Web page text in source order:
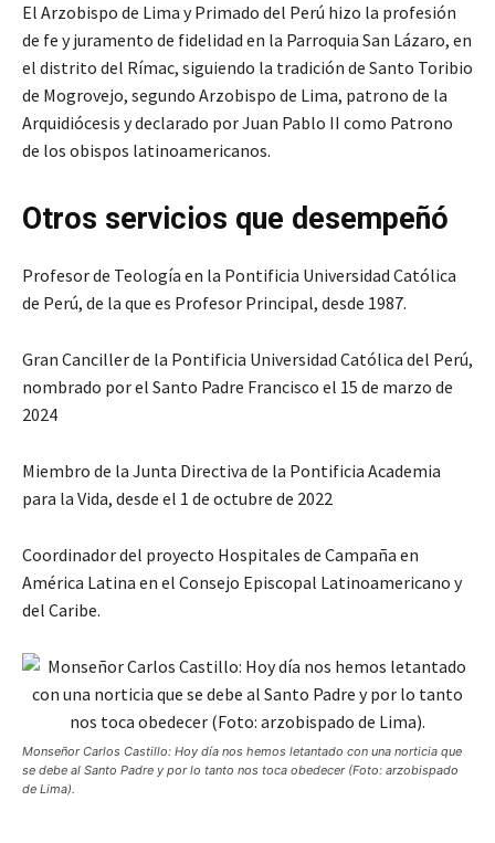
El Arzobispo de Lima y Primado del Perú hizo la profesión
de fe y juramento de fidelidad en la Parroquia San Lázaro, en
el distrito del Rímac, siguiendo la tradición de Santo Toribio
de Mogrovejo, segundo Arzobispo de Lima, patrono de la
Arquidiócesis y declarado por Juan Pablo II como Patrono
de los obispos latinoamericanos.
Otros servicios que desempeñó
Profesor de Teología en la Pontificia Universidad Católica
de Perú, de la que es Profesor Principal, desde 1987.
Gran Canciller de la Pontificia Universidad Católica del Perú,
nombrado por el Santo Padre Francisco el 15 de marzo de
2024
Miembro de la Junta Directiva de la Pontificia Academia
para la Vida, desde el 1 de octubre de 2022
Coordinador del proyecto Hospitales de Campaña en
América Latina en el Consejo Episcopal Latinoamericano y
del Caribe.
Monseñor Carlos Castillo: Hoy día nos hemos letantado con una norticia que
se debe al Santo Padre y por lo tanto nos toca obedecer (Foto: arzobispado
de Lima).